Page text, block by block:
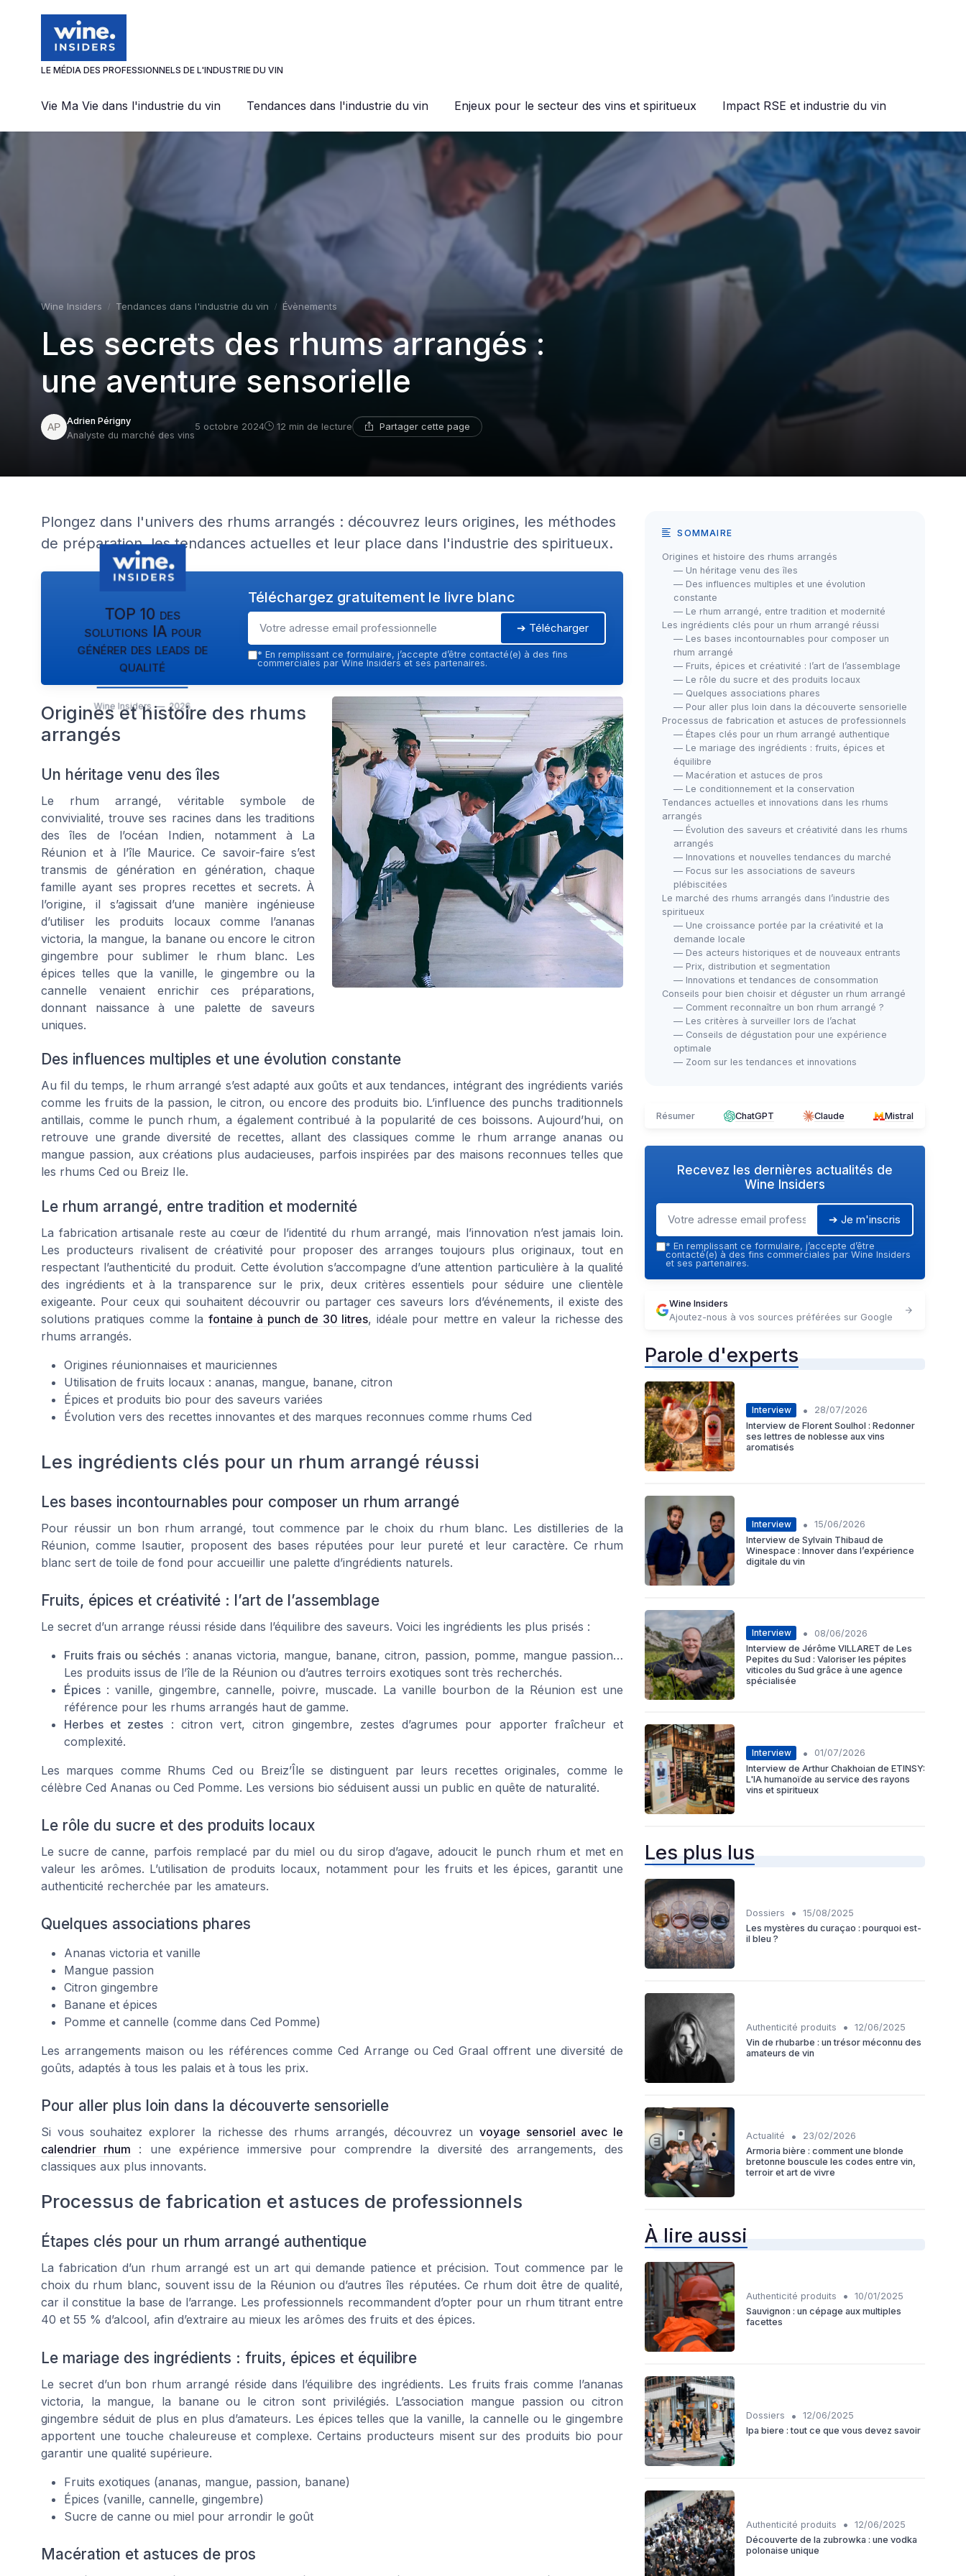
LE MÉDIA DES PROFESSIONNELS DE L'INDUSTRIE DU VIN
Vie Ma Vie dans l'industrie du vin Tendances dans l'industrie du vin Enjeux pour le secteur des vins et spiritueux Impact RSE et industrie du vin
Wine Insiders Tendances dans l'industrie du vin Évènements
Les secrets des rhums arrangés :
une aventure sensorielle
Adrien Périgny
Analyste du marché des vins
5 octobre 2024 12 min de lecture Partager cette page
Plongez dans l'univers des rhums arrangés : découvrez leurs origines, les méthodes
de préparation, les tendances actuelles et leur place dans l'industrie des spiritueux.
TOP 10 des
solutions IA pour
générer des leads de
qualité
Wine Insiders — 2026
Téléchargez gratuitement le livre blanc
➔ Télécharger
* En remplissant ce formulaire, j’accepte d’être contacté(e) à des fins
commerciales par Wine Insiders et ses partenaires.
Origines et histoire des rhums
arrangés
Un héritage venu des îles
Le rhum arrangé, véritable symbole de
convivialité, trouve ses racines dans les traditions
des îles de l’océan Indien, notamment à La
Réunion et à l’île Maurice. Ce savoir-faire s’est
transmis de génération en génération, chaque
famille ayant ses propres recettes et secrets. À
l’origine, il s’agissait d’une manière ingénieuse
d’utiliser les produits locaux comme l’ananas
victoria, la mangue, la banane ou encore le citron
gingembre pour sublimer le rhum blanc. Les
épices telles que la vanille, le gingembre ou la
cannelle venaient enrichir ces préparations,
donnant naissance à une palette de saveurs
uniques.
Des influences multiples et une évolution constante
Au fil du temps, le rhum arrangé s’est adapté aux goûts et aux tendances, intégrant des ingrédients variés
comme les fruits de la passion, le citron, ou encore des produits bio. L’influence des punchs traditionnels
antillais, comme le punch rhum, a également contribué à la popularité de ces boissons. Aujourd’hui, on
retrouve une grande diversité de recettes, allant des classiques comme le rhum arrange ananas ou
mangue passion, aux créations plus audacieuses, parfois inspirées par des maisons reconnues telles que
les rhums Ced ou Breiz Ile.
Le rhum arrangé, entre tradition et modernité
La fabrication artisanale reste au cœur de l’identité du rhum arrangé, mais l’innovation n’est jamais loin.
Les producteurs rivalisent de créativité pour proposer des arranges toujours plus originaux, tout en
respectant l’authenticité du produit. Cette évolution s’accompagne d’une attention particulière à la qualité
des ingrédients et à la transparence sur le prix, deux critères essentiels pour séduire une clientèle
exigeante. Pour ceux qui souhaitent découvrir ou partager ces saveurs lors d’événements, il existe des
solutions pratiques comme la fontaine à punch de 30 litres, idéale pour mettre en valeur la richesse des
rhums arrangés.
Origines réunionnaises et mauriciennes
Utilisation de fruits locaux : ananas, mangue, banane, citron
Épices et produits bio pour des saveurs variées
Évolution vers des recettes innovantes et des marques reconnues comme rhums Ced
Les ingrédients clés pour un rhum arrangé réussi
Les bases incontournables pour composer un rhum arrangé
Pour réussir un bon rhum arrangé, tout commence par le choix du rhum blanc. Les distilleries de la
Réunion, comme Isautier, proposent des bases réputées pour leur pureté et leur caractère. Ce rhum
blanc sert de toile de fond pour accueillir une palette d’ingrédients naturels.
Fruits, épices et créativité : l’art de l’assemblage
Le secret d’un arrange réussi réside dans l’équilibre des saveurs. Voici les ingrédients les plus prisés :
Fruits frais ou séchés : ananas victoria, mangue, banane, citron, passion, pomme, mangue passion…
Les produits issus de l’île de la Réunion ou d’autres terroirs exotiques sont très recherchés.
Épices : vanille, gingembre, cannelle, poivre, muscade. La vanille bourbon de la Réunion est une
référence pour les rhums arrangés haut de gamme.
Herbes et zestes : citron vert, citron gingembre, zestes d’agrumes pour apporter fraîcheur et
complexité.
Les marques comme Rhums Ced ou Breiz’Île se distinguent par leurs recettes originales, comme le
célèbre Ced Ananas ou Ced Pomme. Les versions bio séduisent aussi un public en quête de naturalité.
Le rôle du sucre et des produits locaux
Le sucre de canne, parfois remplacé par du miel ou du sirop d’agave, adoucit le punch rhum et met en
valeur les arômes. L’utilisation de produits locaux, notamment pour les fruits et les épices, garantit une
authenticité recherchée par les amateurs.
Quelques associations phares
Ananas victoria et vanille
Mangue passion
Citron gingembre
Banane et épices
Pomme et cannelle (comme dans Ced Pomme)
Les arrangements maison ou les références comme Ced Arrange ou Ced Graal offrent une diversité de
goûts, adaptés à tous les palais et à tous les prix.
Pour aller plus loin dans la découverte sensorielle
Si vous souhaitez explorer la richesse des rhums arrangés, découvrez un voyage sensoriel avec le
calendrier rhum : une expérience immersive pour comprendre la diversité des arrangements, des
classiques aux plus innovants.
Processus de fabrication et astuces de professionnels
Étapes clés pour un rhum arrangé authentique
La fabrication d’un rhum arrangé est un art qui demande patience et précision. Tout commence par le
choix du rhum blanc, souvent issu de la Réunion ou d’autres îles réputées. Ce rhum doit être de qualité,
car il constitue la base de l’arrange. Les professionnels recommandent d’opter pour un rhum titrant entre
40 et 55 % d’alcool, afin d’extraire au mieux les arômes des fruits et des épices.
Le mariage des ingrédients : fruits, épices et équilibre
Le secret d’un bon rhum arrangé réside dans l’équilibre des ingrédients. Les fruits frais comme l’ananas
victoria, la mangue, la banane ou le citron sont privilégiés. L’association mangue passion ou citron
gingembre séduit de plus en plus d’amateurs. Les épices telles que la vanille, la cannelle ou le gingembre
apportent une touche chaleureuse et complexe. Certains producteurs misent sur des produits bio pour
garantir une qualité supérieure.
Fruits exotiques (ananas, mangue, passion, banane)
Épices (vanille, cannelle, gingembre)
Sucre de canne ou miel pour arrondir le goût
Macération et astuces de pros
SOMMAIRE
Origines et histoire des rhums arrangés
— Un héritage venu des îles
— Des influences multiples et une évolution
constante
— Le rhum arrangé, entre tradition et modernité
Les ingrédients clés pour un rhum arrangé réussi
— Les bases incontournables pour composer un
rhum arrangé
— Fruits, épices et créativité : l’art de l’assemblage
— Le rôle du sucre et des produits locaux
— Quelques associations phares
— Pour aller plus loin dans la découverte sensorielle
Processus de fabrication et astuces de professionnels
— Étapes clés pour un rhum arrangé authentique
— Le mariage des ingrédients : fruits, épices et
équilibre
— Macération et astuces de pros
— Le conditionnement et la conservation
Tendances actuelles et innovations dans les rhums
arrangés
— Évolution des saveurs et créativité dans les rhums
arrangés
— Innovations et nouvelles tendances du marché
— Focus sur les associations de saveurs
plébiscitées
Le marché des rhums arrangés dans l’industrie des
spiritueux
— Une croissance portée par la créativité et la
demande locale
— Des acteurs historiques et de nouveaux entrants
— Prix, distribution et segmentation
— Innovations et tendances de consommation
Conseils pour bien choisir et déguster un rhum arrangé
— Comment reconnaître un bon rhum arrangé ?
— Les critères à surveiller lors de l’achat
— Conseils de dégustation pour une expérience
optimale
— Zoom sur les tendances et innovations
Résumer ChatGPT Claude Mistral
Recevez les dernières actualités de
Wine Insiders
➔ Je m'inscris
* En remplissant ce formulaire, j’accepte d’être
contacté(e) à des fins commerciales par Wine Insiders
et ses partenaires.
Wine Insiders
Ajoutez-nous à vos sources préférées sur Google
Parole d'experts
Interview •
28/07/2026
Interview de Florent Soulhol : Redonner
ses lettres de noblesse aux vins
aromatisés
Interview •
15/06/2026
Interview de Sylvain Thibaud de
Winespace : Innover dans l’expérience
digitale du vin
Interview •
08/06/2026
Interview de Jérôme VILLARET de Les
Pepites du Sud : Valoriser les pépites
viticoles du Sud grâce à une agence
spécialisée
Interview •
01/07/2026
Interview de Arthur Chakhoian de ETINSY:
L'IA humanoïde au service des rayons
vins et spiritueux
Les plus lus
Dossiers •
15/08/2025
Les mystères du curaçao : pourquoi est-
il bleu ?
Authenticité produits •
12/06/2025
Vin de rhubarbe : un trésor méconnu des
amateurs de vin
Actualité •
23/02/2026
Armoria bière : comment une blonde
bretonne bouscule les codes entre vin,
terroir et art de vivre
À lire aussi
Authenticité produits •
10/01/2025
Sauvignon : un cépage aux multiples
facettes
Dossiers •
12/06/2025
Ipa biere : tout ce que vous devez savoir
Authenticité produits •
12/06/2025
Découverte de la zubrowka : une vodka
polonaise unique